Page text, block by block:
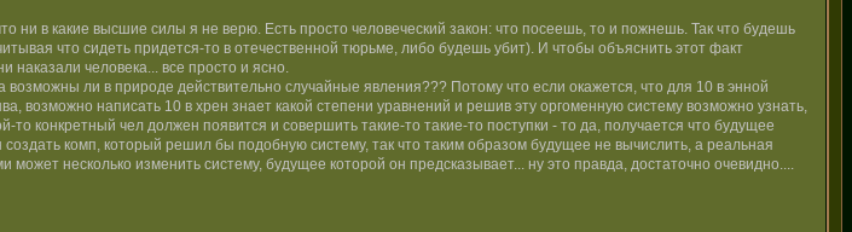
ни в какие высшие силы я не верю. Есть просто человеческий закон: что посеешь, то и пожнешь. Так что будешь
что сидеть придется-то в отечественной тюрьме, либо будешь убит). И чтобы объяснить этот факт
человека... все просто и ясно.
ли в природе действительно случайные явления??? Потому что если окажется, что для 10 в энной
возможно написать 10 в хрен знает какой степени уравнений и решив эту оргоменную систему возможно узнать,
конкретный чел должен появится и совершить такие-то такие-то поступки - то да, получается что будущее
комп, который решил бы подобную систему, так что таким образом будущее не вычислить, а реальная
может несколько изменить систему, будущее которой он предсказывает... ну это правда, достаточно очевидно....